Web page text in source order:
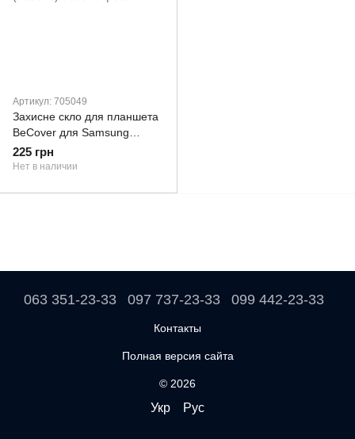
Артикул: 705049
Захисне скло для планшета
BeCover для Samsung
Galaxy Tab S6 Lite 10.4
P610/P613/P615/P619
225 грн
Нет в наличии
063 351-23-33 097 737-23-33 099 442-23-33
Контакты
Полная версия сайта
© 2026
Укр Рус